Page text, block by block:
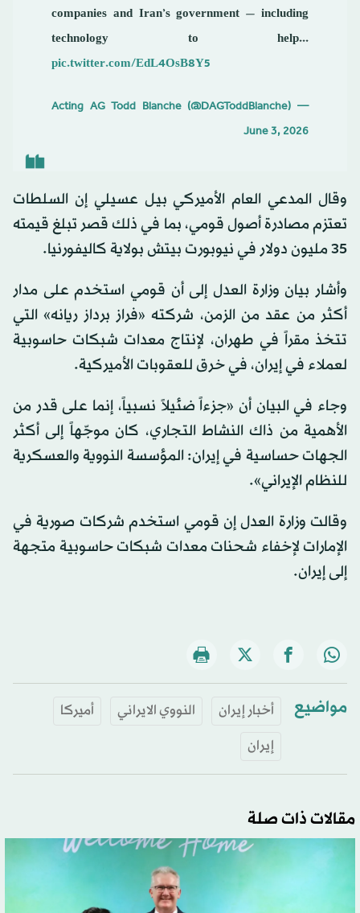
companies and Iran’s government — including
technology to help...
pic.twitter.com/EdL4OsB8Y5
— Acting AG Todd Blanche (@DAGToddBlanche)
June 3, 2026
وقال المدعي العام الأميركي بيل عسيلي إن السلطات
تعتزم مصادرة أصول قومي، بما في ذلك قصر تبلغ قيمته
35 مليون دولار في نيوبورت بيتش بولاية كاليفورنيا.
وأشار بيان وزارة العدل إلى أن قومي استخدم على مدار
أكثر من عقد من الزمن، شركته «فراز برداز ريانه» التي
تتخذ مقراً في طهران، لإنتاج معدات شبكات حاسوبية
لعملاء في إيران، في خرق للعقوبات الأميركية.
وجاء في البيان أن «جزءاً ضئيلاً نسبياً، إنما على قدر من
الأهمية من ذاك النشاط التجاري، كان موجّهاً إلى أكثر
الجهات حساسية في إيران: المؤسسة النووية والعسكرية
للنظام الإيراني».
وقالت وزارة العدل إن قومي استخدم شركات صورية في
الإمارات لإخفاء شحنات معدات شبكات حاسوبية متجهة
إلى إيران.
مواضيع أخبار إيران النووي الايراني
أميركا
إيران
مقالات ذات صلة